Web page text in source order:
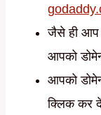
जैसे ही आप
आपको
आपको
क्लिक कर